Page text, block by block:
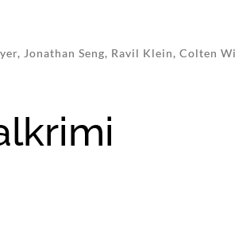
Jonathan Seng, Ravil Klein, Colten